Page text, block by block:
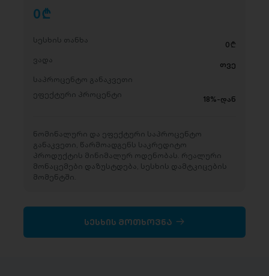
0D
სესხის თანხა 0 D
ვადა
თვე
საპროცენტო განაკვეთი
ეფექტური პროცენტი
18%-დან
ნომინალური და ეფექტური საპროცენტო
განაკვეთი, წარმოადგენს საკრედიტო
პროდუქტის მინიმალურ ოდენობას. რეალური
მონაცემები დაზუსტდება, სესხის დამტკიცების
მომენტში.
სესხის მოთხოვნა